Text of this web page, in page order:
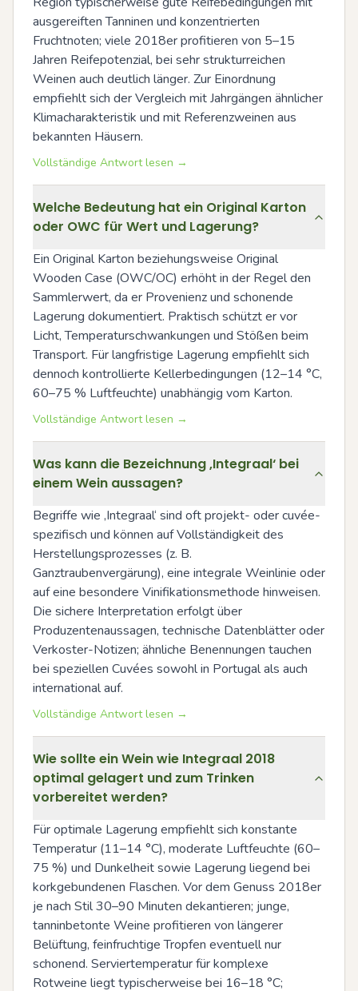
ausgereiften Tanninen und konzentrierten
Fruchtnoten; viele 2018er profitieren von 5–15
Jahren Reifepotenzial, bei sehr strukturreichen
Weinen auch deutlich länger. Zur Einordnung
empfiehlt sich der Vergleich mit Jahrgängen ähnlicher
Klimacharakteristik und mit Referenzweinen aus
bekannten Häusern.
Vollständige Antwort lesen →
Welche Bedeutung hat ein Original Karton
oder OWC für Wert und Lagerung?
Ein Original Karton beziehungsweise Original
Wooden Case (OWC/OC) erhöht in der Regel den
Sammlerwert, da er Provenienz und schonende
Lagerung dokumentiert. Praktisch schützt er vor
Licht, Temperaturschwankungen und Stößen beim
Transport. Für langfristige Lagerung empfiehlt sich
dennoch kontrollierte Kellerbedingungen (12–14 °C,
60–75 % Luftfeuchte) unabhängig vom Karton.
Vollständige Antwort lesen →
Was kann die Bezeichnung ‚Integraal‘ bei
einem Wein aussagen?
Begriffe wie ‚Integraal‘ sind oft projekt- oder cuvée-
spezifisch und können auf Vollständigkeit des
Herstellungsprozesses (z. B.
Ganztraubenvergärung), eine integrale Weinlinie oder
auf eine besondere Vinifikationsmethode hinweisen.
Die sichere Interpretation erfolgt über
Produzentenaussagen, technische Datenblätter oder
Verkoster-Notizen; ähnliche Benennungen tauchen
bei speziellen Cuvées sowohl in Portugal als auch
international auf.
Vollständige Antwort lesen →
Wie sollte ein Wein wie Integraal 2018
optimal gelagert und zum Trinken
vorbereitet werden?
Für optimale Lagerung empfiehlt sich konstante
Temperatur (11–14 °C), moderate Luftfeuchte (60–
75 %) und Dunkelheit sowie Lagerung liegend bei
korkgebundenen Flaschen. Vor dem Genuss 2018er
je nach Stil 30–90 Minuten dekantieren; junge,
tanninbetonte Weine profitieren von längerer
Belüftung, feinfruchtige Tropfen eventuell nur
schonend. Serviertemperatur für komplexe
Rotweine liegt typischerweise bei 16–18 °C;